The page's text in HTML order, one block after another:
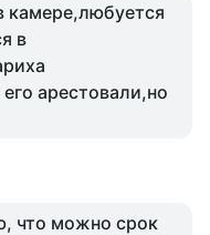
камере,любуется
в
арестовали,но
что можно срок